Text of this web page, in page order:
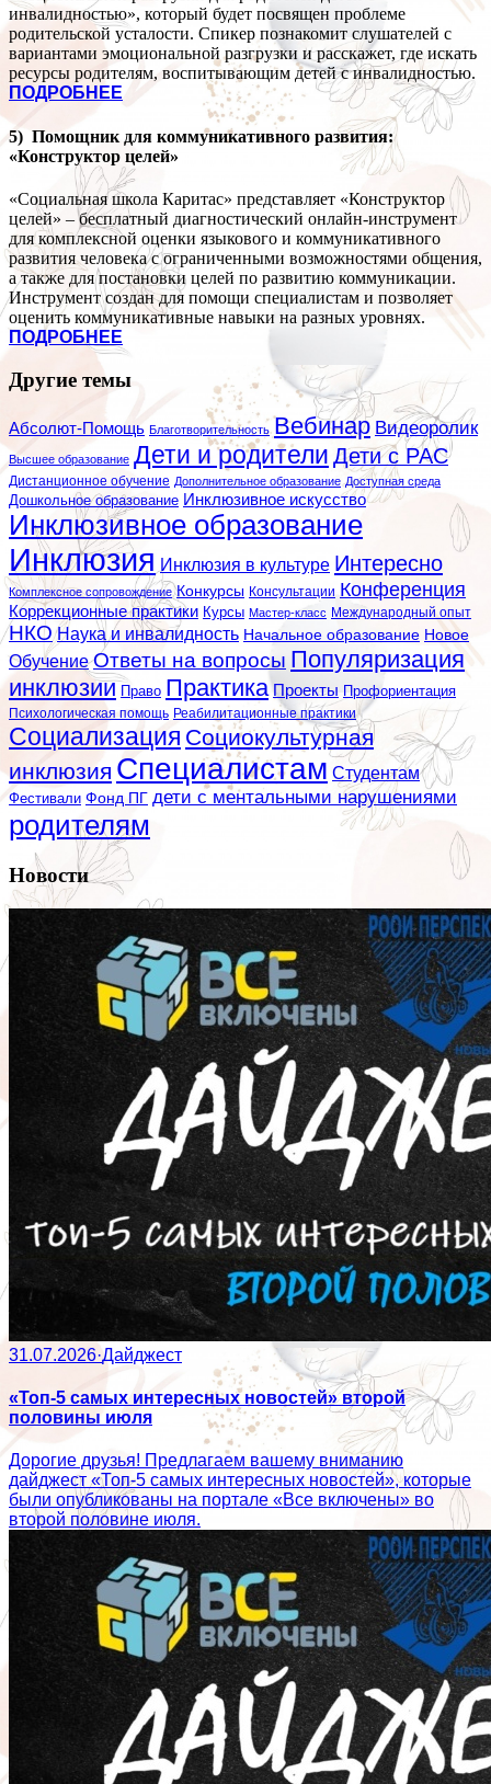
инвалидностью», который будет посвящен проблеме
родительской усталости. Спикер познакомит слушателей с
вариантами эмоциональной разгрузки и расскажет, где искать
ресурсы родителям, воспитывающим детей с инвалидностью.
ПОДРОБНЕЕ
5) Помощник для коммуникативного развития:
«Конструктор целей»
«Социальная школа Каритас» представляет «Конструктор
целей» – бесплатный диагностический онлайн-инструмент
для комплексной оценки языкового и коммуникативного
развития человека с ограниченными возможностями общения,
а также для постановки целей по развитию коммуникации.
Инструмент создан для помощи специалистам и позволяет
оценить коммуникативные навыки на разных уровнях.
ПОДРОБНЕЕ
Другие темы
Абсолют-Помощь Благотворительность Вебинар Видеоролик
Высшее образование Дети и родители Дети с РАС
Дистанционное обучение Дополнительное образование Доступная среда
Дошкольное образование Инклюзивное искусство
Инклюзивное образование
Инклюзия Инклюзия в культуре Интересно
Комплексное сопровождение Конкурсы Консультации Конференция
Коррекционные практики Курсы Мастер-класс Международный опыт
НКО Наука и инвалидность Начальное образование Новое
Обучение Ответы на вопросы Популяризация
инклюзии
Право Практика Проекты Профориентация
Психологическая помощь Реабилитационные практики
Социализация Социокультурная
инклюзия Специалистам Студентам
Фестивали Фонд ПГ дети с ментальными нарушениями
родителям
Новости
31.07.2026·Дайджест
«Топ-5 самых интересных новостей» второй
половины июля
Дорогие друзья! Предлагаем вашему вниманию
дайджест «Топ-5 самых интересных новостей», которые
были опубликованы на портале «Все включены» во
второй половине июля.